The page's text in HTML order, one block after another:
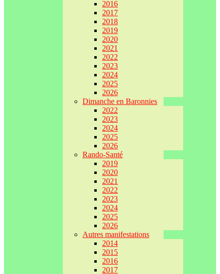
2016
2017
2018
2019
2020
2021
2022
2023
2024
2025
2026
Dimanche en Baronnies
2022
2023
2024
2025
2026
Rando-Santé
2019
2020
2021
2022
2023
2024
2025
2026
Autres manifestations
2014
2015
2016
2017